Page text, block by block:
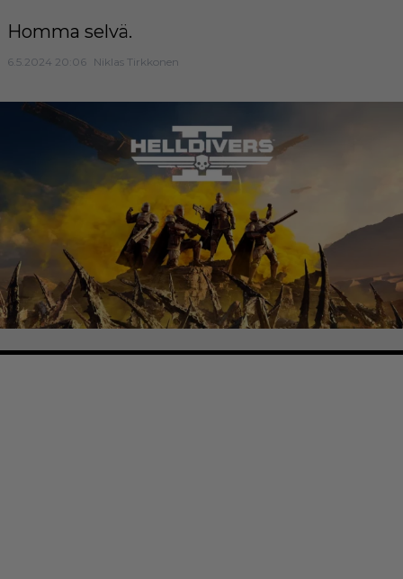
Homma selvä.
6.5.2024 20:06 Niklas Tirkkonen